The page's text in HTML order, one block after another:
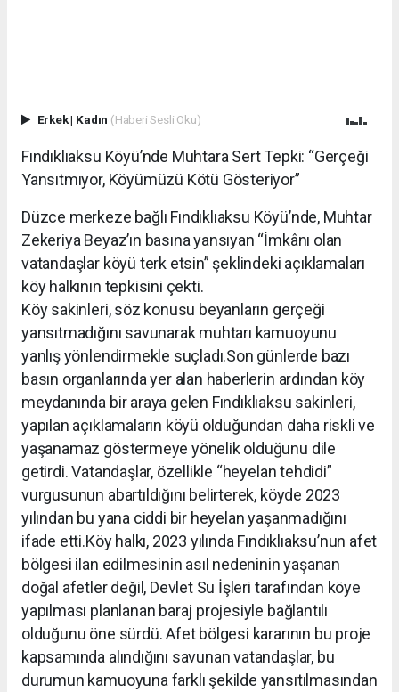
Erkek| Kadın (Haberi Sesli Oku)
Fındıklıaksu Köyü’nde Muhtara Sert Tepki: “Gerçeği
Yansıtmıyor, Köyümüzü Kötü Gösteriyor”
Düzce merkeze bağlı Fındıklıaksu Köyü’nde, Muhtar
Zekeriya Beyaz’ın basına yansıyan “İmkânı olan
vatandaşlar köyü terk etsin” şeklindeki açıklamaları
köy halkının tepkisini çekti.
Köy sakinleri, söz konusu beyanların gerçeği
yansıtmadığını savunarak muhtarı kamuoyunu
yanlış yönlendirmekle suçladı.Son günlerde bazı
basın organlarında yer alan haberlerin ardından köy
meydanında bir araya gelen Fındıklıaksu sakinleri,
yapılan açıklamaların köyü olduğundan daha riskli ve
yaşanamaz göstermeye yönelik olduğunu dile
getirdi. Vatandaşlar, özellikle “heyelan tehdidi”
vurgusunun abartıldığını belirterek, köyde 2023
yılından bu yana ciddi bir heyelan yaşanmadığını
ifade etti.Köy halkı, 2023 yılında Fındıklıaksu’nun afet
bölgesi ilan edilmesinin asıl nedeninin yaşanan
doğal afetler değil, Devlet Su İşleri tarafından köye
yapılması planlanan baraj projesiyle bağlantılı
olduğunu öne sürdü. Afet bölgesi kararının bu proje
kapsamında alındığını savunan vatandaşlar, bu
durumun kamuoyuna farklı şekilde yansıtılmasından